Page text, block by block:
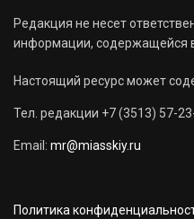
Редакция не несет
информации, содержащейся
Настоящий ресурс может
Тел. редакции +7 (3513) 57-
Email: mr@miasskiy.ru
Политика